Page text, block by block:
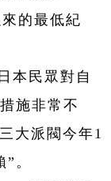
的最低紀
本民眾對自
施非常不
大派閥今年1
。